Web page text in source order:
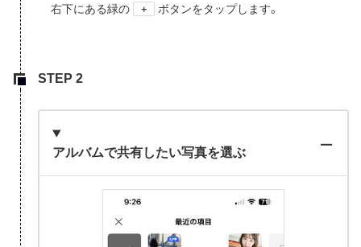
右下にある緑の ＋ ボタンをタップします。
アルバムで共有したい写真を選ぶ